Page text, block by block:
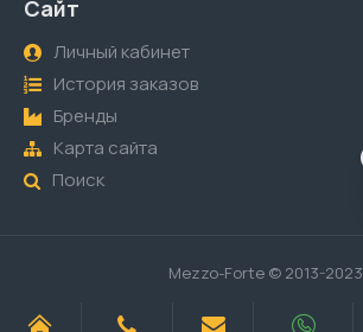
Сайт
Личный кабинет
История заказов
Бренды
Карта сайта
Поиск
Mezzo-Forte © 2013-2023